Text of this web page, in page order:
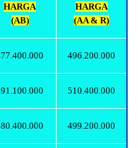
HARGA
(AB)
HARGA
(AA & R)
496.200.000
510.400.000
499.200.000